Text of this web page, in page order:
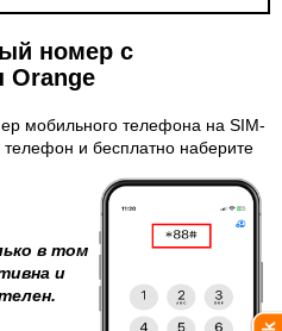
номер с
Orange
мобильного телефона на SIM-
телефон и бесплатно наберите
в том
и